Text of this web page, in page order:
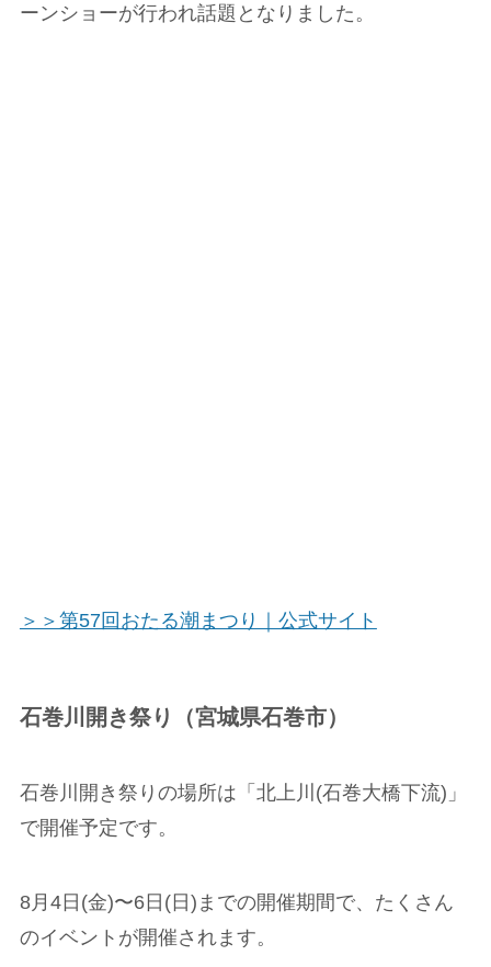
ーンショーが行われ話題となりました。
＞＞第57回おたる潮まつり｜公式サイト
石巻川開き祭り（宮城県石巻市）
石巻川開き祭りの場所は「北上川(石巻大橋下流)」
で開催予定です。
8月4日(金)〜6日(日)までの開催期間で、たくさん
のイベントが開催されます。